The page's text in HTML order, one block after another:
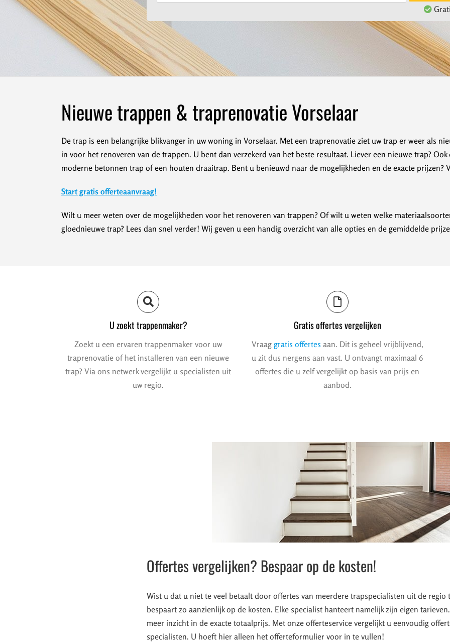
Nieuwe trappen & traprenovatie Vorselaar
De trap is een belangrijke blikvanger in uw woning in Vorselaar. Met een traprenovatie ziet uw trap er weer als
in voor het renoveren van de trappen. U bent dan verzekerd van het beste resultaat. Liever een nieuwe trap?
moderne betonnen trap of een houten draaitrap. Bent u benieuwd naar de mogelijkheden en de exacte prijzen?
Start gratis offerteaanvraag!
Wilt u meer weten over de mogelijkheden voor het renoveren van trappen? Of wilt u weten welke
gloednieuwe trap? Lees dan snel verder! Wij geven u een handig overzicht van alle opties en de gemiddelde
U zoekt trappenmaker?
Zoekt u een ervaren trappenmaker voor uw
traprenovatie of het installeren van een nieuwe
trap? Via ons netwerk vergelijkt u specialisten uit
uw regio.
Gratis offertes vergelijken
Vraag gratis offertes aan. Dit is geheel vrijblijvend,
u zit dus nergens aan vast. U ontvangt maximaal 6
offertes die u zelf vergelijkt op basis van prijs en
aanbod.
Offertes vergelijken? Bespaar op de kosten!
Wist u dat u niet te veel betaalt door offertes van meerdere trapspecialisten uit de regio
bespaart zo aanzienlijk op de kosten. Elke specialist hanteert namelijk zijn eigen
meer inzicht in de exacte totaalprijs. Met onze offerteservice vergelijkt u eenvoudig
specialisten. U hoeft hier alleen het offerteformulier voor in te vullen!